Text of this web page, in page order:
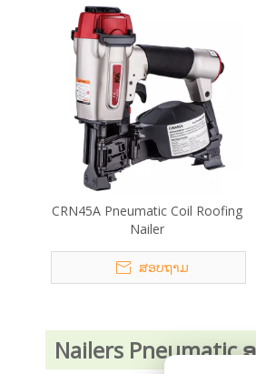
CRN45A Pneumatic Coil Roofing
Nailer
ສອບຖາມ
Nailers